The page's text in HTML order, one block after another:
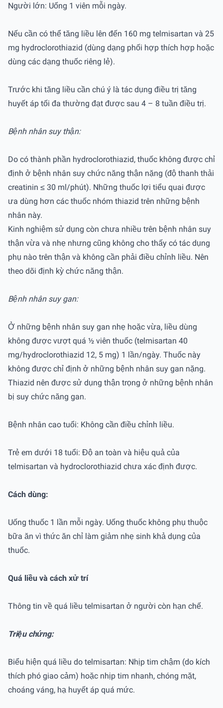
Người lớn: Uống 1 viên mỗi ngày.
Nếu cần có thể tăng liều lên đến 160 mg telmisartan và 25
mg hydroclorothiazid (dùng dạng phối hợp thích hợp hoặc
dùng các dạng thuốc riêng lẻ).
Trước khi tăng liều cần chú ý là tác dụng điều trị tăng
huyết áp tối đa thường đạt được sau 4 – 8 tuần điều trị.
Bệnh nhân suy thận:
Do có thành phần hydroclorothiazid, thuốc không được chỉ
định ở bệnh nhân suy chức năng thận nặng (độ thanh thải
creatinin ≤ 30 ml/phút). Những thuốc lợi tiểu quai được
ưa dùng hơn các thuốc nhóm thiazid trên những bệnh
nhân này.
Kinh nghiệm sử dụng còn chưa nhiều trên bệnh nhân suy
thận vừa và nhẹ nhưng cũng không cho thấy có tác dụng
phụ nào trên thận và không cần phải điều chỉnh liều. Nên
theo dõi định kỳ chức năng thận.
Bệnh nhân suy gan:
Ở những bệnh nhân suy gan nhẹ hoặc vừa, liều dùng
không được vượt quá ½ viên thuốc (telmisartan 40
mg/hydroclorothiazid 12, 5 mg) 1 lần/ngày. Thuốc này
không được chỉ định ở những bệnh nhân suy gan nặng.
Thiazid nên được sử dụng thận trọng ở những bệnh nhân
bị suy chức năng gan.
Bệnh nhân cao tuổi: Không cần điều chỉnh liều.
Trẻ em dưới 18 tuổi: Độ an toàn và hiệu quả của
telmisartan và hydroclorothiazid chưa xác định được.
Cách dùng:
Uống thuốc 1 lần mỗi ngày. Uống thuốc không phụ thuộc
bữa ăn vì thức ăn chỉ làm giảm nhẹ sinh khả dụng của
thuốc.
Quá liều và cách xử trí
Thông tin về quá liều telmisartan ở người còn hạn chế.
Triệu chứng:
Biểu hiện quá liều do telmisartan: Nhịp tim chậm (do kích
thích phó giao cảm) hoặc nhịp tim nhanh, chóng mặt,
choáng váng, hạ huyết áp quá mức.